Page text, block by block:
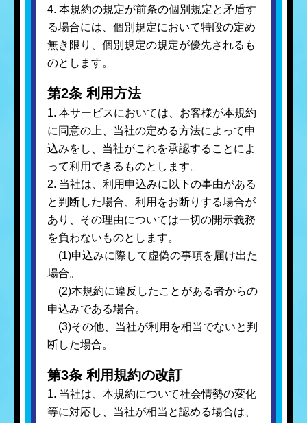
4. 本規約の規定が前条の個別規定と矛盾す
る場合には、個別規定において特段の定め
無き限り、個別規定の規定が優先されるも
のとします。
第2条 利用方法
1. 本サービスにおいては、お客様が本規約
に同意の上、当社の定める方法によって申
込みをし、当社がこれを承認することによ
って利用できるものとします。
2. 当社は、利用申込みに以下の事由がある
と判断した場合、利用をお断りする場合が
あり、その理由については一切の開示義務
を負わないものとします。
(1)申込みに際して虚偽の事項を届け出た
場合。
(2)本規約に違反したことがある者からの
申込みである場合。
(3)その他、当社が利用を相当でないと判
断した場合。
第3条 利用規約の改訂
1. 当社は、本規約について社会情勢の変化
等に対応し、当社が相当と認める場合は、